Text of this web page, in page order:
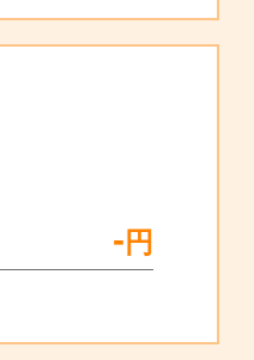
- 円